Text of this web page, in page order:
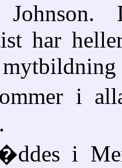
Johnson.
har
i
i